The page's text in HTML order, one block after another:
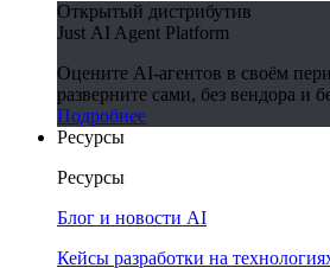
Открытый дистрибутив
Just AI Agent Platform
Оцените AI-агентов в своём
разверните сами, без вендора и
Подробнее
Ресурсы
Ресурсы
Блог и новости AI
Кейсы разработки на